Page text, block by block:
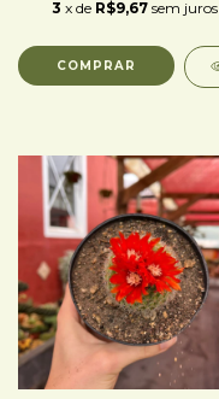
3 x de R$9,67 sem juros